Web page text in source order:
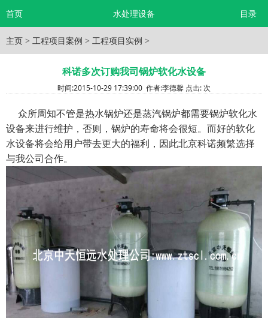
首页 水处理设备 目录
主页 > 工程项目案例 > 工程项目实例 >
科诺多次订购我司锅炉软化水设备
时间:2015-10-29 17:39:00 作者:李德馨 点击: 次
众所周知不管是热水锅炉还是蒸汽锅炉都需要锅炉软化水
设备来进行维护，否则，锅炉的寿命将会很短。而好的软化
水设备将会给用户带去更大的福利，因此北京科诺频繁选择
与我公司合作。